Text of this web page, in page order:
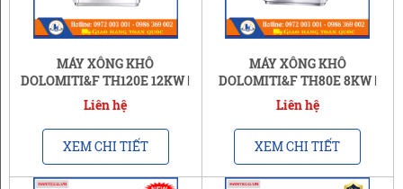
MÁY XÔNG KHÔ
DOLOMITI&F TH120E 12KW |
CAO CẤP, GIA NHIỆT NHANH
Liên hệ
XEM CHI TIẾT
MÁY XÔNG KHÔ
DOLOMITI&F TH80E 8KW |
CHÍNH HÃNG GIÁ TỐT
Liên hệ
XEM CHI TIẾT